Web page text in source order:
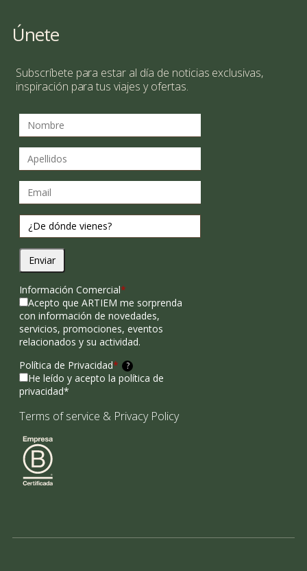
Únete
Subscríbete para estar al día de noticias exclusivas,
inspiración para tus viajes y ofertas.
Enviar
Información Comercial*
Acepto que ARTIEM me sorprenda
con información de novedades,
servicios, promociones, eventos
relacionados y su actividad.
Política de Privacidad* ?
He leído y acepto la política de
privacidad*
Terms of service & Privacy Policy